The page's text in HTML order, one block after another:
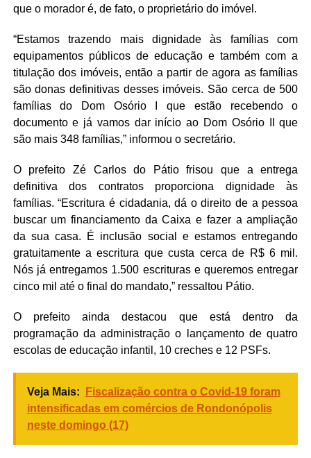
que o morador é, de fato, o proprietário do imóvel.
“Estamos trazendo mais dignidade às famílias com
equipamentos públicos de educação e também com a
titulação dos imóveis, então a partir de agora as famílias
são donas definitivas desses imóveis. São cerca de 500
famílias do Dom Osório I que estão recebendo o
documento e já vamos dar início ao Dom Osório II que
são mais 348 famílias,” informou o secretário.
O prefeito Zé Carlos do Pátio frisou que a entrega
definitiva dos contratos proporciona dignidade às
famílias. “Escritura é cidadania, dá o direito de a pessoa
buscar um financiamento da Caixa e fazer a ampliação
da sua casa. É inclusão social e estamos entregando
gratuitamente a escritura que custa cerca de R$ 6 mil.
Nós já entregamos 1.500 escrituras e queremos entregar
cinco mil até o final do mandato,” ressaltou Pátio.
O prefeito ainda destacou que está dentro da
programação da administração o lançamento de quatro
escolas de educação infantil, 10 creches e 12 PSFs.
Veja Mais:
Fiscalização contra o Covid-19 foram
intensificadas em comércios de Rondonópolis
neste domingo (17)